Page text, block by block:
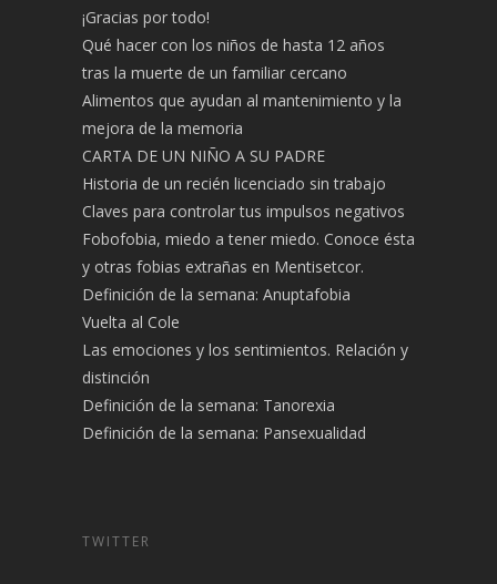
¡Gracias por todo!
Qué hacer con los niños de hasta 12 años
tras la muerte de un familiar cercano
Alimentos que ayudan al mantenimiento y la
mejora de la memoria
CARTA DE UN NIÑO A SU PADRE
Historia de un recién licenciado sin trabajo
Claves para controlar tus impulsos negativos
Fobofobia, miedo a tener miedo. Conoce ésta
y otras fobias extrañas en Mentisetcor.
Definición de la semana: Anuptafobia
Vuelta al Cole
Las emociones y los sentimientos. Relación y
distinción
Definición de la semana: Tanorexia
Definición de la semana: Pansexualidad
TWITTER